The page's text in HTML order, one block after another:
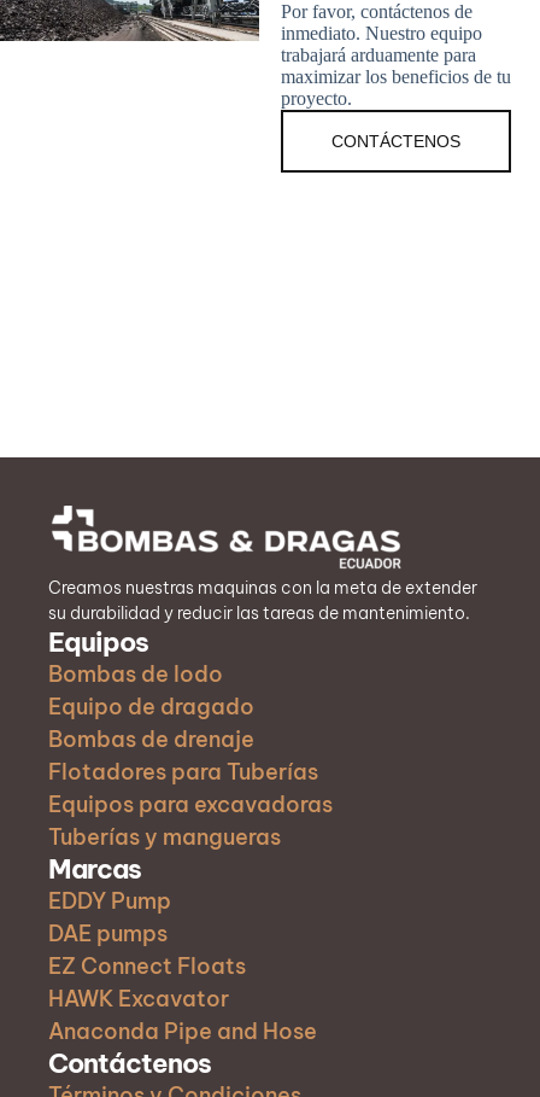
Por favor, contáctenos de
inmediato. Nuestro equipo
trabajará arduamente para
maximizar los beneficios de tu
proyecto.
CONTÁCTENOS
Creamos nuestras maquinas con la meta de extender
su durabilidad y reducir las tareas de mantenimiento.
Equipos
Bombas de lodo
Equipo de dragado
Bombas de drenaje
Flotadores para Tuberías
Equipos para excavadoras
Tuberías y mangueras
Marcas
EDDY Pump
DAE pumps
EZ Connect Floats
HAWK Excavator
Anaconda Pipe and Hose
Contáctenos